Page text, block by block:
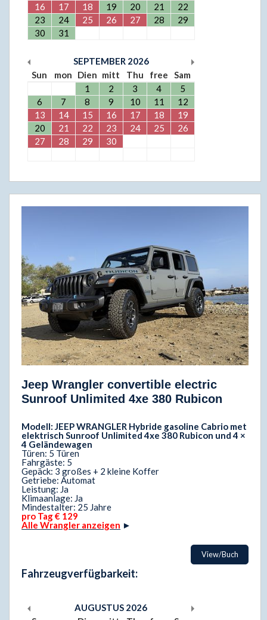
16
17 18 19 20 21
22
23
24 25 26 27 28
29
30
31
SEPTEMBER 2026
Sun
mon Dien mitt Thu free
Sam
1
2 3 4
5
6
7 8 9 10 11
12
13
14 15 16 17 18
19
20
21 22 23 24 25
26
27
28 29 30
Jeep Wrangler convertible electric
Sunroof Unlimited 4xe 380 Rubicon
Modell: JEEP WRANGLER Hybride gasoline Cabrio met
elektrisch Sunroof Unlimited 4xe 380 Rubicon und 4 ×
4 Geländewagen
Türen: 5 Türen
Fahrgäste: 5
Gepäck: 3 großes + 2 kleine Koffer
Getriebe: Automat
Leistung: Ja
Klimaanlage: Ja
Mindestalter: 25 Jahre
pro Tag € 129
Alle Wrangler anzeigen ►
View/Buch
Fahrzeugverfügbarkeit:
AUGUSTUS 2026